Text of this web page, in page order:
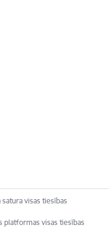
visas tiesības
platformas visas tiesības